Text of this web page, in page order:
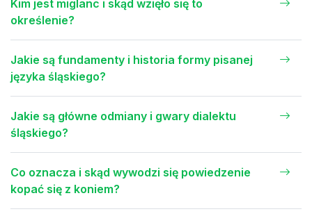
Kim jest miglanc i skąd wzięło się to
określenie?
Jakie są fundamenty i historia formy pisanej
języka śląskiego?
Jakie są główne odmiany i gwary dialektu
śląskiego?
Co oznacza i skąd wywodzi się powiedzenie
kopać się z koniem?